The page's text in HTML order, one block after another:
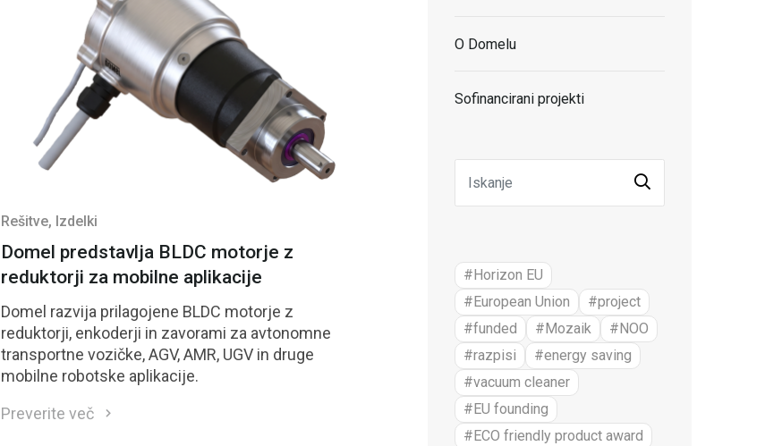
Rešitve, Izdelki
Domel predstavlja BLDC motorje z
reduktorji za mobilne aplikacije
Domel razvija prilagojene BLDC motorje z
reduktorji, enkoderji in zavorami za avtonomne
transportne vozičke, AGV, AMR, UGV in druge
mobilne robotske aplikacije.
Preverite več
O Domelu
Sofinancirani projekti
#Horizon EU
#European Union
#project
#funded
#Mozaik
#NOO
#razpisi
#energy saving
#vacuum cleaner
#EU founding
#ECO friendly product award